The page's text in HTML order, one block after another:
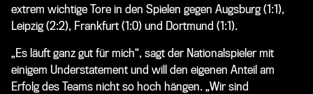
extrem wichtige Tore in den Spielen gegen Augsburg (1:1),
Leipzig (2:2), Frankfurt (1:0) und Dortmund (1:1).
„Es läuft ganz gut für mich“, sagt der Nationalspieler mit
einigem Understatement und will den eigenen Anteil am
Erfolg des Teams nicht so hoch hängen. „Wir sind